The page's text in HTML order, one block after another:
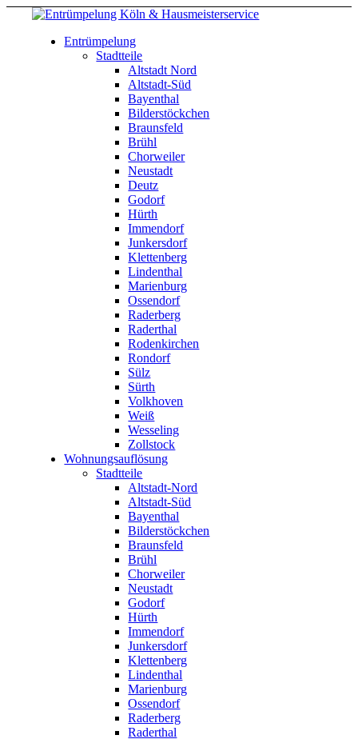
Entrümpelung
Stadtteile
Altstadt Nord
Altstadt-Süd
Bayenthal
Bilderstöckchen
Braunsfeld
Brühl
Chorweiler
Neustadt
Deutz
Godorf
Hürth
Immendorf
Junkersdorf
Klettenberg
Lindenthal
Marienburg
Ossendorf
Raderberg
Raderthal
Rodenkirchen
Rondorf
Sülz
Sürth
Volkhoven
Weiß
Wesseling
Zollstock
Wohnungsauflösung
Stadtteile
Altstadt-Nord
Altstadt-Süd
Bayenthal
Bilderstöckchen
Braunsfeld
Brühl
Chorweiler
Neustadt
Godorf
Hürth
Immendorf
Junkersdorf
Klettenberg
Lindenthal
Marienburg
Ossendorf
Raderberg
Raderthal